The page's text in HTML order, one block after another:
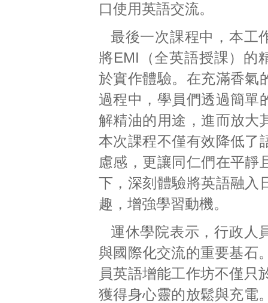
口使用英語交流。
最後一次課程中，本工
將EMI（全英語授課）的
於實作體驗。在充滿香氣
過程中，學員們透過簡單
解精油的用途，進而放大
本次課程不僅有效降低了
慮感，更讓同仁們在平靜
下，深刻體驗將英語融入
趣，增強學習動機。
運休學院表示，行政人
與國際化交流的重要基石
員英語增能工作坊不僅只
獲得身心靈的放鬆與充電